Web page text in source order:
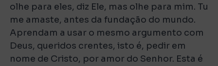
olhe para eles, diz Ele, mas olhe para mim. Tu
me amaste, antes da fundação do mundo.
Aprendam a usar o mesmo argumento com
Deus, queridos crentes, isto é, pedir em
nome de Cristo, por amor do Senhor. Esta é